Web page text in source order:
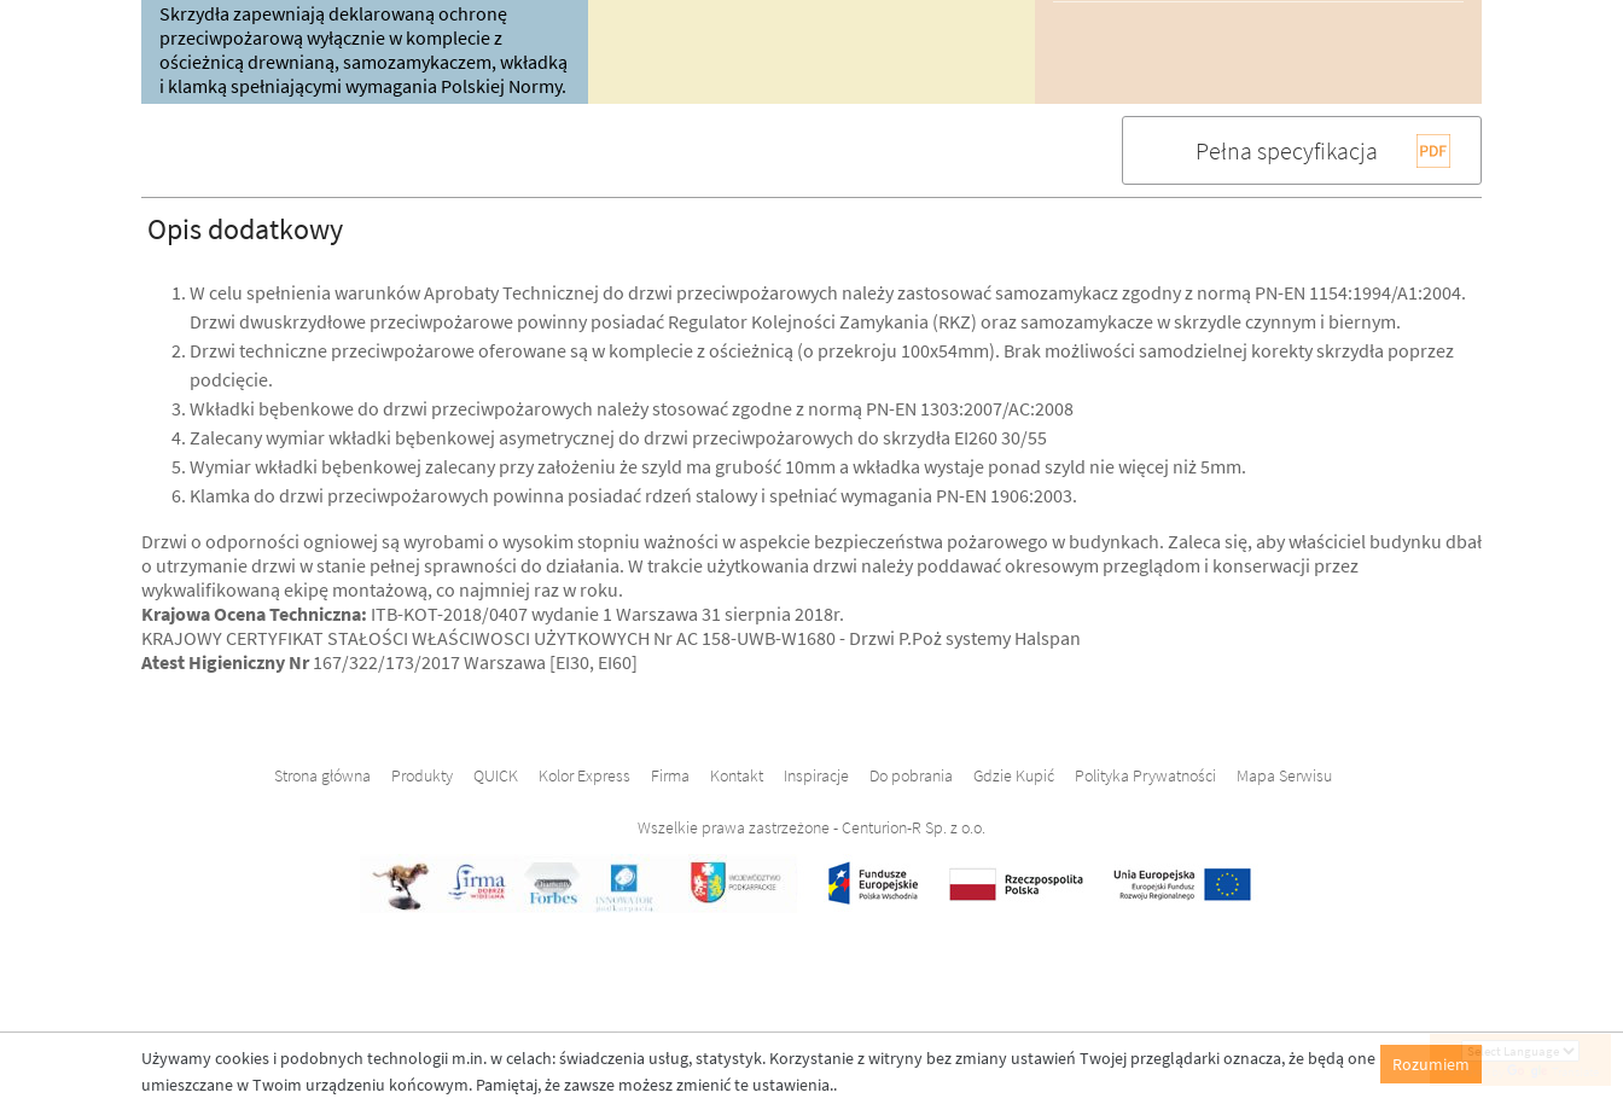
Skrzydła zapewniają deklarowaną ochronę
przeciwpożarową wyłącznie w komplecie z
ościeżnicą drewnianą, samozamykaczem, wkładką
i klamką spełniającymi wymagania Polskiej Normy.
Pełna specyfikacja
Opis dodatkowy
W celu spełnienia warunków Aprobaty Technicznej do drzwi przeciwpożarowych należy zastosować samozamykacz zgodny z normą PN-EN 1154:1994/A1:2004.
Drzwi dwuskrzydłowe przeciwpożarowe powinny posiadać Regulator Kolejności Zamykania (RKZ) oraz samozamykacze w skrzydle czynnym i biernym.
Drzwi techniczne przeciwpożarowe oferowane są w komplecie z ościeżnicą (o przekroju 100x54mm). Brak możliwości samodzielnej korekty skrzydła poprzez
podcięcie.
Wkładki bębenkowe do drzwi przeciwpożarowych należy stosować zgodne z normą PN-EN 1303:2007/AC:2008
Zalecany wymiar wkładki bębenkowej asymetrycznej do drzwi przeciwpożarowych do skrzydła EI260 30/55
Wymiar wkładki bębenkowej zalecany przy założeniu że szyld ma grubość 10mm a wkładka wystaje ponad szyld nie więcej niż 5mm.
Klamka do drzwi przeciwpożarowych powinna posiadać rdzeń stalowy i spełniać wymagania PN-EN 1906:2003.
Drzwi o odporności ogniowej są wyrobami o wysokim stopniu ważności w aspekcie bezpieczeństwa pożarowego w budynkach. Zaleca się, aby właściciel budynku dbał
o utrzymanie drzwi w stanie pełnej sprawności do działania. W trakcie użytkowania drzwi należy poddawać okresowym przeglądom i konserwacji przez
wykwalifikowaną ekipę montażową, co najmniej raz w roku.
Krajowa Ocena Techniczna: ITB-KOT-2018/0407 wydanie 1 Warszawa 31 sierpnia 2018r.
KRAJOWY CERTYFIKAT STAŁOŚCI WŁAŚCIWOSCI UŻYTKOWYCH Nr AC 158-UWB-W1680 - Drzwi P.Poż systemy Halspan
Atest Higieniczny Nr167/322/173/2017 Warszawa [EI30, EI60]
Strona główna Produkty QUICK Kolor Express Firma Kontakt Inspiracje Do pobrania Gdzie Kupić Polityka Prywatności Mapa Serwisu
Wszelkie prawa zastrzeżone - Centurion-R Sp. z o.o.
Powered by
Rozumiem
Używamy cookies i podobnych technologii m.in. w celach: świadczenia usług, statystyk. Korzystanie z witryny bez zmiany ustawień Twojej przeglądarki oznacza, że będą one
umieszczane w Twoim urządzeniu końcowym. Pamiętaj, że zawsze możesz zmienić te ustawienia..